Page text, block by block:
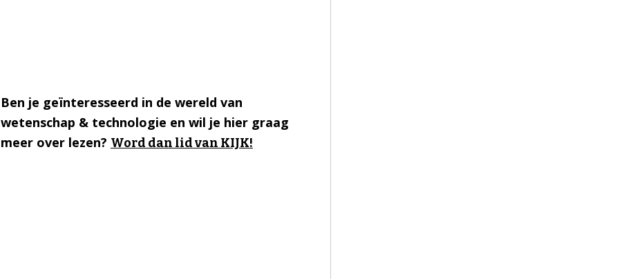
Ben je geïnteresseerd in de wereld van
wetenschap & technologie en wil je hier graag
meer over lezen? Word dan lid van KIJK!